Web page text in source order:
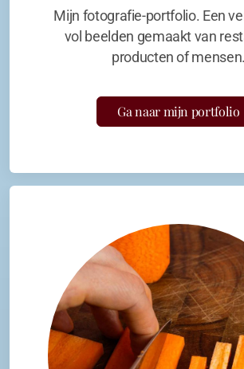
Mijn fotografie-portfolio. Een
vol beelden gemaakt van
producten of mensen.
Ga naar mijn portfolio